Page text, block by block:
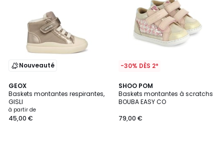
Nouveauté
GEOX
Baskets montantes respirantes,
GISLI
à partir de
45,00 €
-30% DÈS 2*
SHOO POM
Baskets montantes à scratchs
BOUBA EASY CO
79,00 €